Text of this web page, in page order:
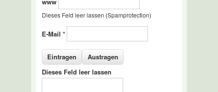
Dieses Feld leer lassen (Spamprotection)
E-Mail *
Dieses Feld leer lassen